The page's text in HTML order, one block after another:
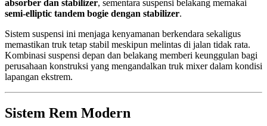
absorber dan stabilizer, sementara suspensi belakang memakai
semi-elliptic tandem bogie dengan stabilizer.
Sistem suspensi ini menjaga kenyamanan berkendara sekaligus
memastikan truk tetap stabil meskipun melintas di jalan tidak rata.
Kombinasi suspensi depan dan belakang memberi keunggulan bagi
perusahaan konstruksi yang mengandalkan truk mixer dalam kondisi
lapangan ekstrem.
Sistem Rem Modern